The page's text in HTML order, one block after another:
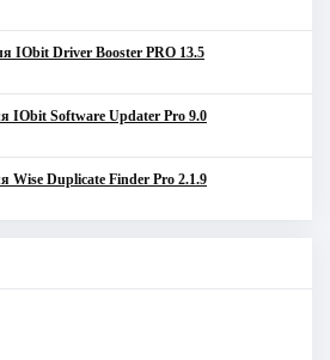
IObit Driver Booster PRO 13.5
IObit Software Updater Pro 9.0
Wise Duplicate Finder Pro 2.1.9